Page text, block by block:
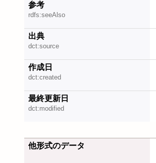
参考
rdfs:seeAlso
出典
dct:source
作成日
dct:created
最終更新日
dct:modified
他形式のデータ